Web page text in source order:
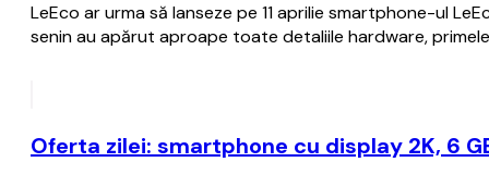
LeEco ar urma să lanseze pe 11 aprilie smartphone-ul
senin au apărut aproape toate detaliile hardware,
Oferta zilei: smartphone cu display 2K, 6